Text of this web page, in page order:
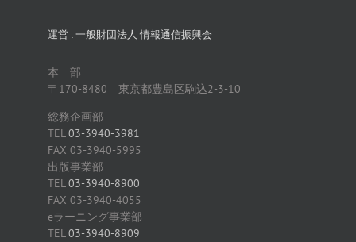
運営 : 一般財団法人 情報通信振興会
本 部
〒170-8480 東京都豊島区駒込2-3-10
総務企画部
TEL03-3940-3981
FAX 03-3940-5995
出版事業部
TEL03-3940-8900
FAX 03-3940-4055
eラーニング事業部
TEL03-3940-8909